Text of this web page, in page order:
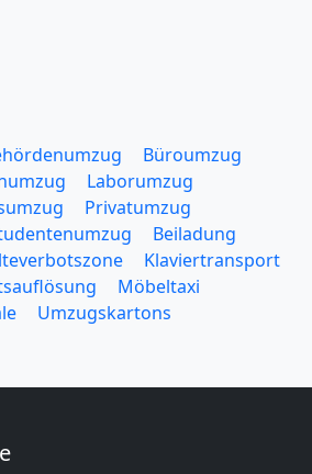
Büroumzug
Laborumzug
Privatumzug
Beiladung
Klaviertransport
Möbeltaxi
Umzugskartons